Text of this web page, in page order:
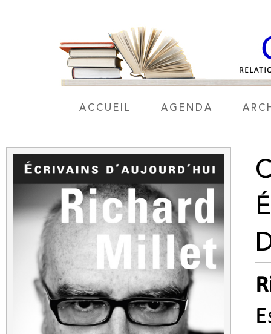
ACCUEIL AGENDA